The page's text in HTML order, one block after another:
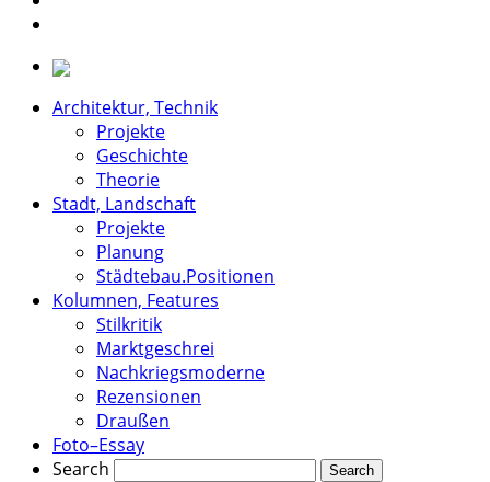
Architektur, Technik
Projekte
Geschichte
Theorie
Stadt, Landschaft
Projekte
Planung
Städtebau.Positionen
Kolumnen, Features
Stilkritik
Marktgeschrei
Nachkriegsmoderne
Rezensionen
Draußen
Foto–Essay
Search